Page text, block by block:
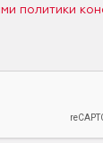
политики